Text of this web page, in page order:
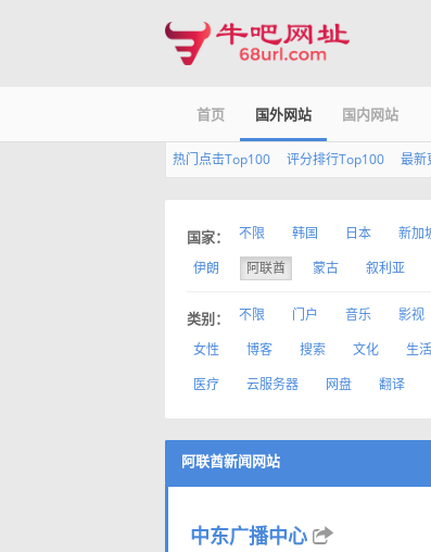
首页 国外网站 国内网站
热门点击Top100 评分排行Top100 最新
国家： 不限 韩国 日本 新加
伊朗
阿联酋 蒙古 叙利亚
类别： 不限 门户 音乐 影视
女性
博客 搜索 文化 生活
医疗
云服务器 网盘 翻译
阿联酋新闻网站
中东广播中心